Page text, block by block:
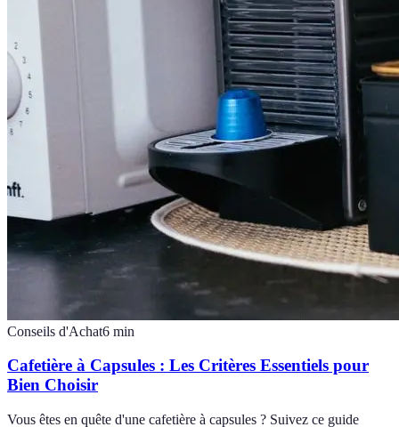
Conseils d'Achat6 min
Cafetière à Capsules : Les Critères Essentiels pour
Bien Choisir
Vous êtes en quête d'une cafetière à capsules ? Suivez ce guide